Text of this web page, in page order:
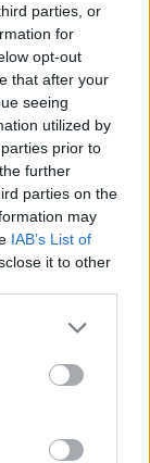
parties, or
for
opt-out
that after your
seeing
utilized by
prior to
further
parties on the
may
IAB’s List of
it to other
more Google
may click to
tags to
below Google